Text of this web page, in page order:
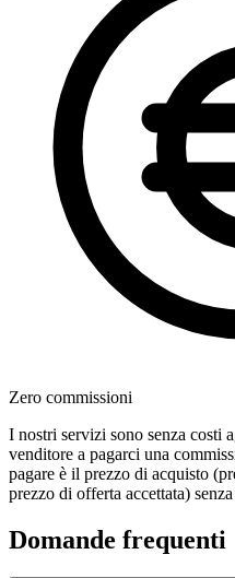
Zero commissioni
I nostri servizi sono senza costi
venditore a pagarci una
pagare è il prezzo di acquisto
prezzo di offerta accettata)
Domande frequenti